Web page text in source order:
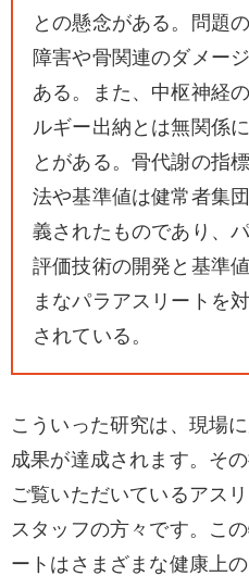
との懸念がある。問題
障害や骨関連のダメー
ある。また、中枢神経
ルギー出納とは無関係
とがある。骨代謝の指
法や基準値は健常者集
義されたものであり、
評価技術の開発と基準
まなパラアスリートを
されている。
こういった研究は、現場
成果が達成されます。そ
ご覧いただいているアス
スタッフの方々です。こ
ートはさまざまな健康上